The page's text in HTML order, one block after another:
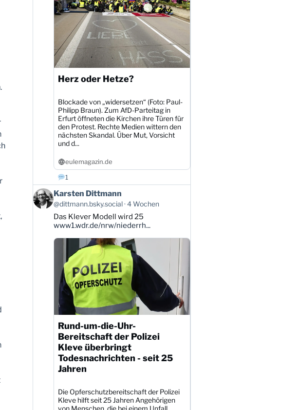
Herz oder Hetze?
Blockade von „widersetzen“ (Foto: Paul-
Philipp Braun). Zum AfD-Parteitag in
Erfurt öffneten die Kirchen ihre Türen für
den Protest. Rechte Medien wittern den
nächsten Skandal. Über Mut, Vorsicht
und d...
eulemagazin.de
1
Beitrag
von
Karsten
Dittmann
ansehen
Karsten Dittmann
@dittmann.bsky.social 4 Wochen
Das Klever Modell wird 25
www1.wdr.de/nrw/niederrh...
Rund-um-die-Uhr-
Bereitschaft der Polizei
Kleve überbringt
Todesnachrichten - seit 25
Jahren
Die Opferschutzbereitschaft der Polizei
Kleve hilft seit 25 Jahren Angehörigen